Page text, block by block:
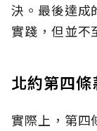
決。最後達成
實踐，但並不
北約第四
實際上，第四